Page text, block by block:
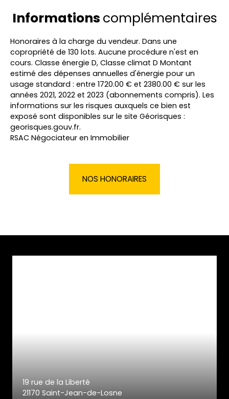
Informations complémentaires
Honoraires à la charge du vendeur. Dans une
copropriété de 130 lots. Aucune procédure n'est en
cours. Classe énergie D, Classe climat D Montant
estimé des dépenses annuelles d'énergie pour un
usage standard : entre 1720.00 € et 2380.00 € sur les
années 2021, 2022 et 2023 (abonnements compris). Les
informations sur les risques auxquels ce bien est
exposé sont disponibles sur le site Géorisques :
georisques.gouv.fr.
RSAC Négociateur en Immobilier
NOS HONORAIRES
19 rue de la Liberté
21170 Saint-Jean-de-Losne